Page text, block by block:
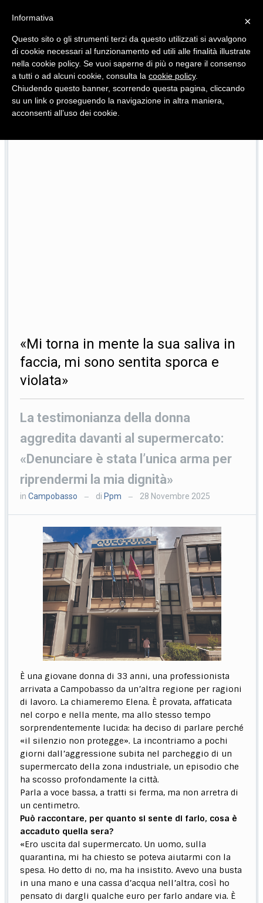
Quotidiano d'informazione distribuito in Molise con
«Mi torna in mente la sua saliva in
faccia, mi sono sentita sporca e
violata»
La testimonianza della donna
aggredita davanti al supermercato:
«Denunciare è stata l’unica arma per
riprendermi la mia dignità»
inCampobasso — di Ppm — 28 Novembre 2025
È una giovane donna di 33 anni, una professionista
arrivata a Campobasso da un’altra regione per ragioni
di lavoro. La chiameremo Elena. È provata, affaticata
nel corpo e nella mente, ma allo stesso tempo
sorprendentemente lucida: ha deciso di parlare perché
«il silenzio non protegge». La incontriamo a pochi
giorni dall’aggressione subita nel parcheggio di un
supermercato della zona industriale, un episodio che
ha scosso profondamente la città.
Parla a voce bassa, a tratti si ferma, ma non arretra di
un centimetro.
Può raccontare, per quanto si sente di farlo, cosa è
accaduto quella sera?
«Ero uscita dal supermercato. Un uomo, sulla
quarantina, mi ha chiesto se poteva aiutarmi con la
spesa. Ho detto di no, ma ha insistito. Avevo una busta
in una mano e una cassa d’acqua nell’altra, così ho
pensato di dargli qualche euro per farlo andare via. È
×
Informativa
Questo sito o gli strumenti terzi da questo utilizzati si avvalgono
di cookie necessari al funzionamento ed utili alle finalità illustrate
nella cookie policy. Se vuoi saperne di più o negare il consenso
a tutti o ad alcuni cookie, consulta la cookie policy.
Chiudendo questo banner, scorrendo questa pagina, cliccando
su un link o proseguendo la navigazione in altra maniera,
acconsenti all’uso dei cookie.